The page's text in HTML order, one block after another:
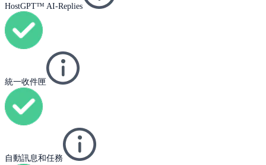
HostGPT™ AI-Replies
統一收件匣
自動訊息和任務